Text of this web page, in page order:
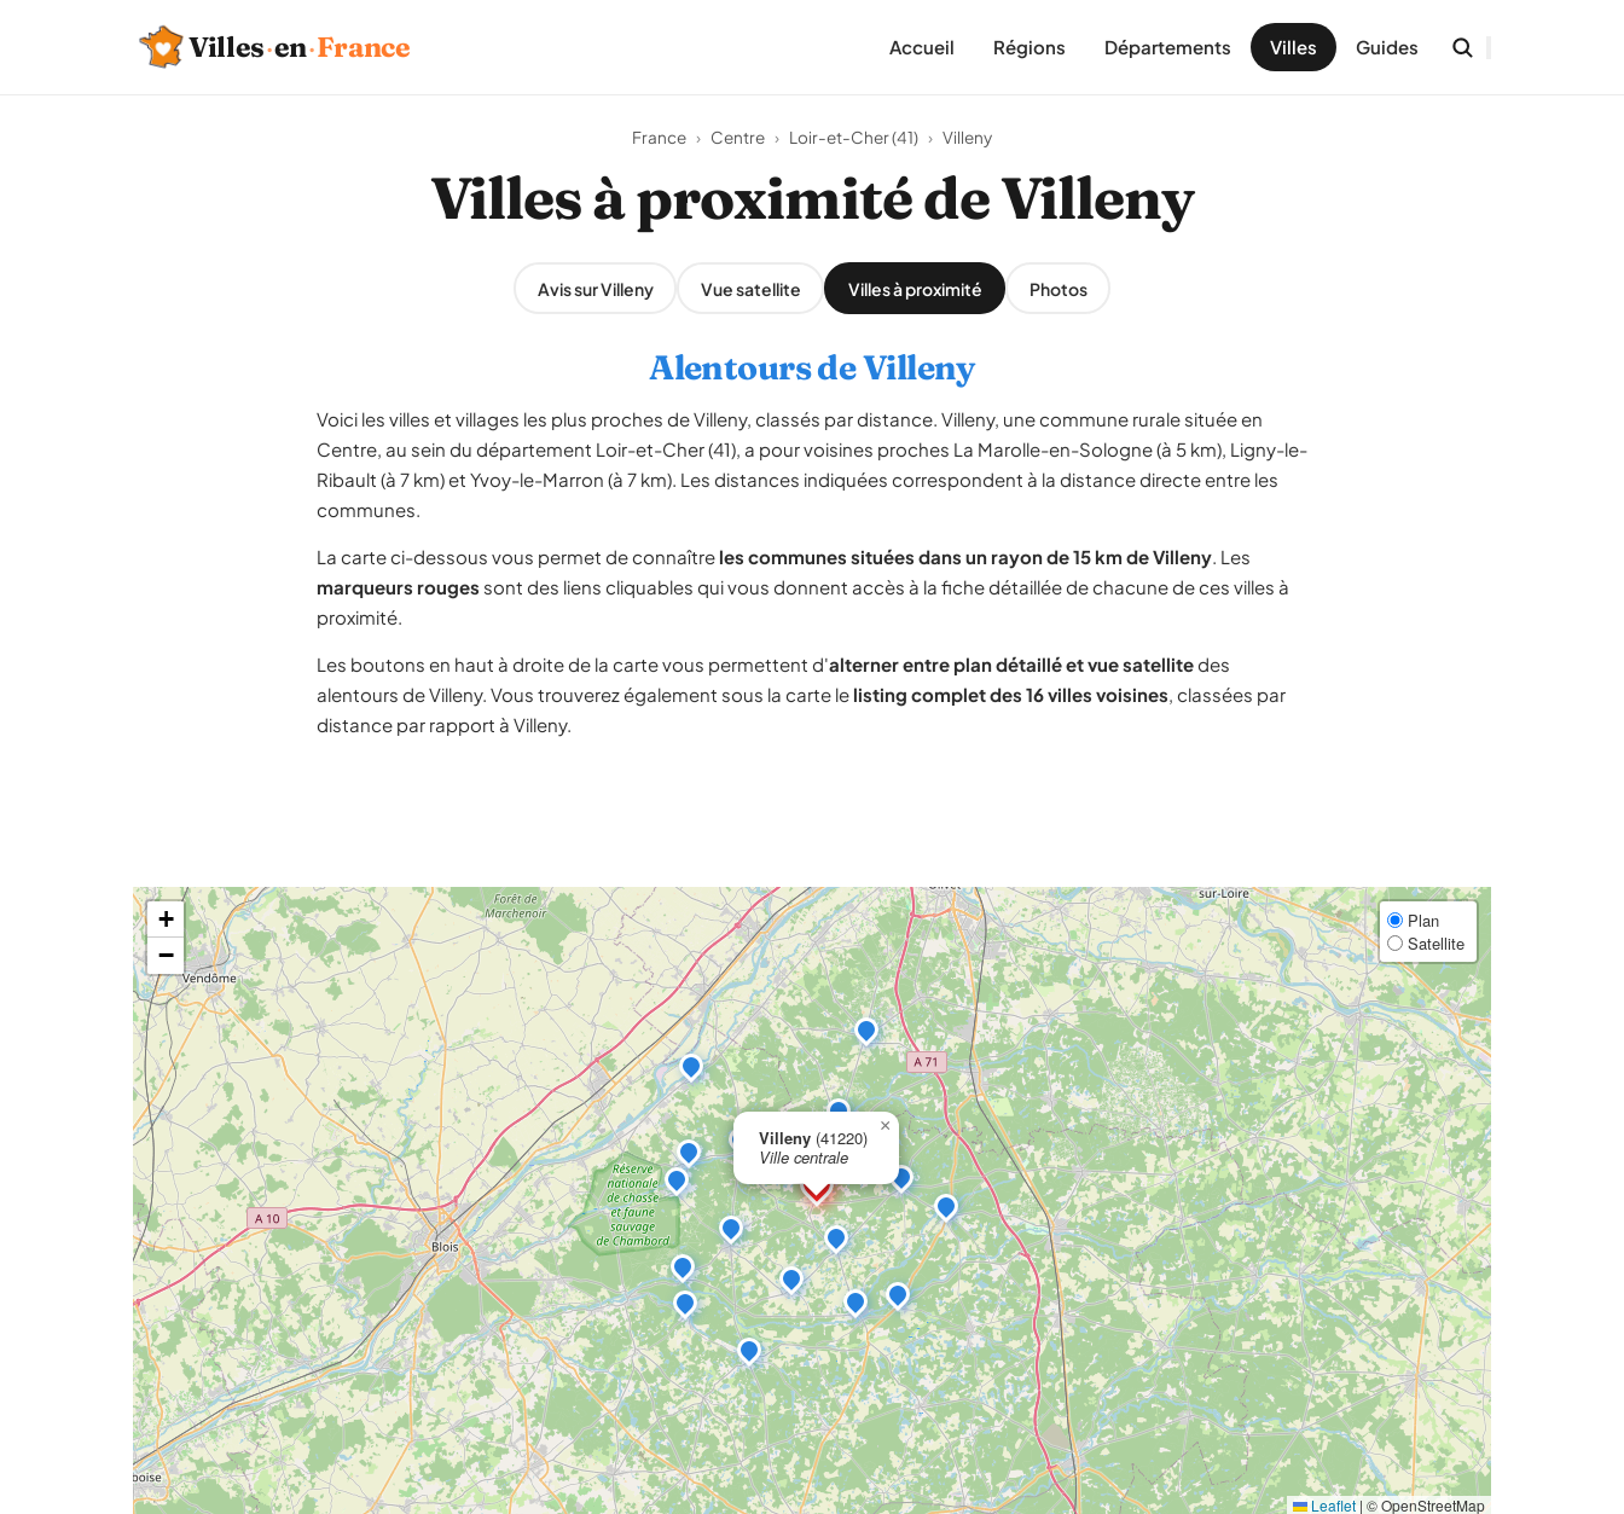
Villes·en·France Accueil Régions Départements Villes Guides
France › Centre › Loir-et-Cher (41) › Villeny
Villes à proximité de Villeny
Avis sur Villeny Vue satellite Villes à proximité Photos
Alentours de Villeny
Voici les villes et villages les plus proches de Villeny, classés par distance. Villeny, une commune rurale située en
Centre, au sein du département Loir-et-Cher (41), a pour voisines proches La Marolle-en-Sologne (à 5 km), Ligny-le-
Ribault (à 7 km) et Yvoy-le-Marron (à 7 km). Les distances indiquées correspondent à la distance directe entre les
communes.
La carte ci-dessous vous permet de connaître les communes situées dans un rayon de 15 km de Villeny. Les
marqueurs rouges sont des liens cliquables qui vous donnent accès à la fiche détaillée de chacune de ces villes à
proximité.
Les boutons en haut à droite de la carte vous permettent d'alterner entre plan détaillé et vue satellitedes
alentours de Villeny. Vous trouverez également sous la carte le listing complet des 16 villes voisines, classées par
distance par rapport à Villeny.
Villeny (41220)
Ville centrale
×
+
−
Plan
Satellite
Leaflet | © OpenStreetMap